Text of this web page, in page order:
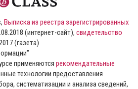
Выписка из реестра зарегистрированных
(интернет-сайт), свидетельство
(газета)
применяются рекомендательные
технологии предоставления
систематизации и анализа сведений,